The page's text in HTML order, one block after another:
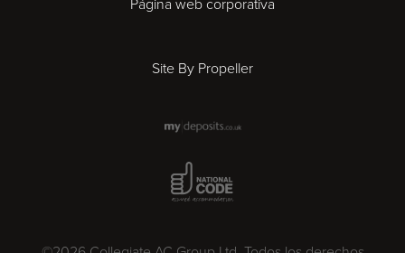
Madrid
Milan
Página web corporativa
Site By Propeller
National Code Award